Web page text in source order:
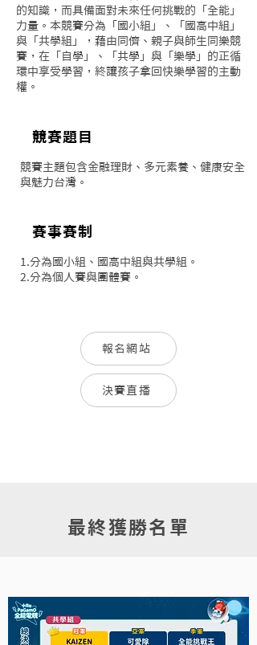
的知識，而具備面對未來任何挑戰的「全能」
力量。本競賽分為「國小組」、「國高中組」
與「共學組」，藉由同儕、親子與師生同樂競
賽，在「自學」、「共學」與「樂學」的正循
環中享受學習，終讓孩子拿回快樂學習的主動
權。
競賽題目
競賽主題包含金融理財、多元素養、健康安全
與魅力台灣。
​賽事賽制
1.分為國小組、國高中組與共學組。
2.分為個人賽與團體賽。
報名網站
決賽直播
最終獲勝名單